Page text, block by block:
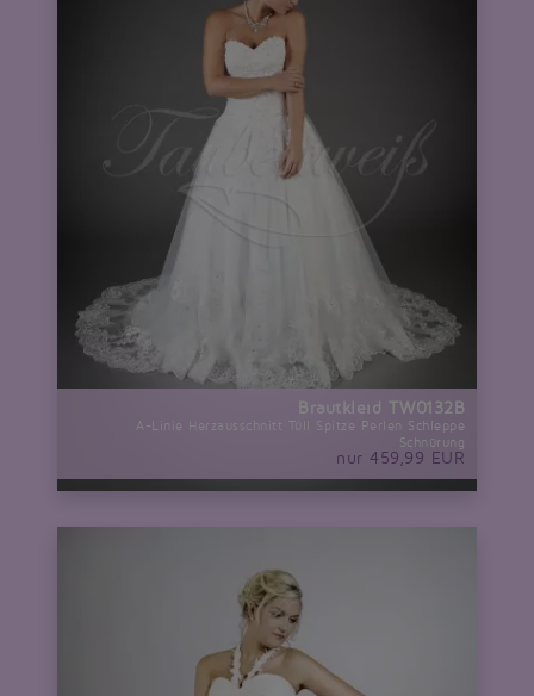
Brautkleid TW0132B
A-Linie Herzausschnitt Tüll Spitze Perlen Schleppe
Schnürung
nur 459,99 EUR